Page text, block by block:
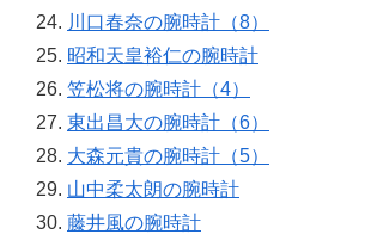
川口春奈の腕時計（8）
昭和天皇裕仁の腕時計
笠松将の腕時計（4）
東出昌大の腕時計（6）
大森元貴の腕時計（5）
山中柔太朗の腕時計
藤井風の腕時計